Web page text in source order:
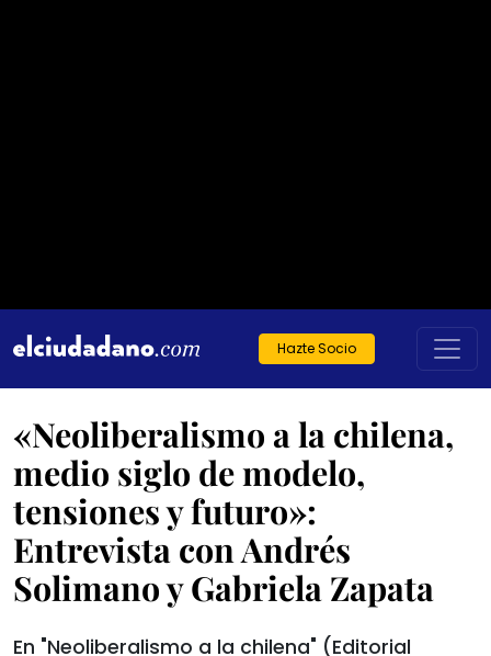
Hazte Socio
«Neoliberalismo a la chilena,
medio siglo de modelo,
tensiones y futuro»:
Entrevista con Andrés
Solimano y Gabriela Zapata
En "Neoliberalismo a la chilena" (Editorial